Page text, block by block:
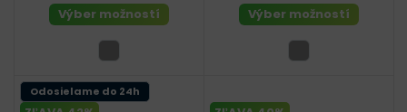
Výber možností Výber možností
Odosielame do 24h